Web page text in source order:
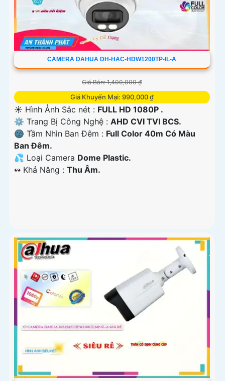
CAMERA DAHUA DH-HAC-HDW1200TP-IL-A
Giá Bán: 1,400,000 ₫
Giá Khuyến Mại: 990,000 ₫
☀️ Hình Ảnh Sắc nét : FULL HD 1080P .
⚙ Trang Bị Công Nghệ : AHD CVI TVI BCS.
🌚 Tầm Nhìn Ban Đêm : Full Color 40m Có Màu
Ban Đêm.
💦 Loại Camera Dome Plastic.
️↭ Khả Năng : Thu Âm.